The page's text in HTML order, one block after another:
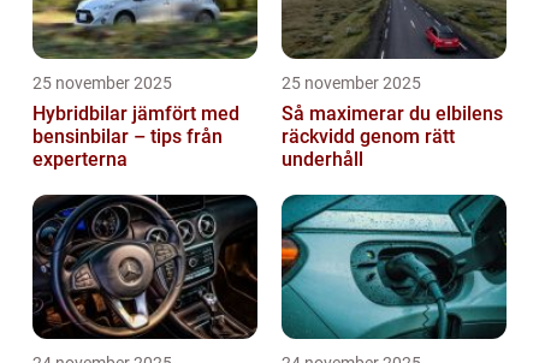
25 november 2025
Hybridbilar jämfört med
bensinbilar – tips från
experterna
25 november 2025
Så maximerar du elbilens
räckvidd genom rätt
underhåll